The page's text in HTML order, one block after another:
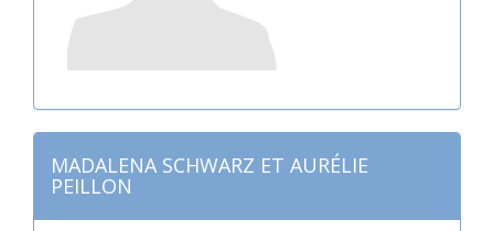
MADALENA SCHWARZ ET AURÉLIE
PEILLON